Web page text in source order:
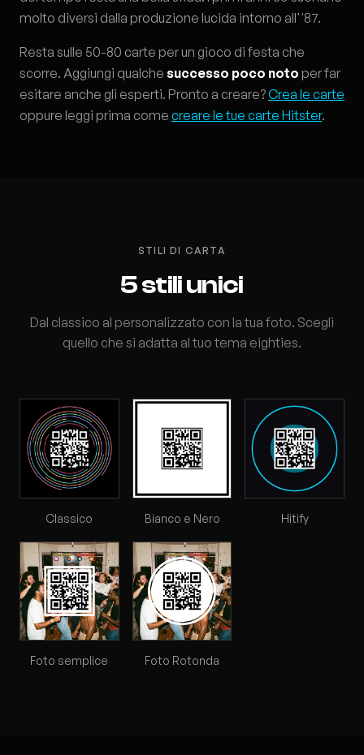
molto diversi dalla produzione lucida intorno all''87.
Resta sulle 50-80 carte per un gioco di festa che
scorre. Aggiungi qualche successo poco noto per far
esitare anche gli esperti. Pronto a creare?Crea le carte
oppure leggi prima come creare le tue carte Hitster.
STILI DI CARTA
5 stili unici
Dal classico al personalizzato con la tua foto. Scegli
quello che si adatta al tuo tema eighties.
Classico Bianco e Nero Hitify
Foto semplice Foto Rotonda